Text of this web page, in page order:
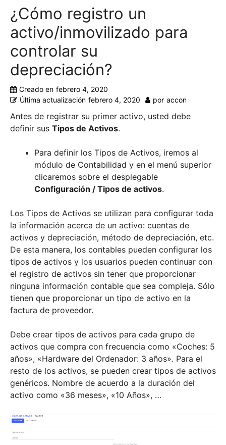
¿Cómo registro un
activo/inmovilizado para
controlar su
depreciación?
Creado en febrero 4, 2020
Última actualización febrero 4, 2020 por accon
Antes de registrar su primer activo, usted debe
definir sus Tipos de Activos.
Para definir los Tipos de Activos, iremos al
módulo de Contabilidad y en el menú superior
clicaremos sobre el desplegable
Configuración / Tipos de activos.
Los Tipos de Activos se utilizan para configurar toda
la información acerca de un activo: cuentas de
activos y depreciación, método de depreciación, etc.
De esta manera, los contables pueden configurar los
tipos de activos y los usuarios pueden continuar con
el registro de activos sin tener que proporcionar
ninguna información contable que sea compleja. Sólo
tienen que proporcionar un tipo de activo en la
factura de proveedor.
Debe crear tipos de activos para cada grupo de
activos que compra con frecuencia como «Coches: 5
años», «Hardware del Ordenador: 3 años». Para el
resto de los activos, se pueden crear tipos de activos
genéricos. Nombre de acuerdo a la duración del
activo como «36 meses», «10 Años», …